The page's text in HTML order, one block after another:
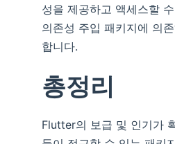
성을 제공하고 액세스할
의존성 주입 패키지에 의
합니다.
총정리
Flutter의 보급 및 인기가